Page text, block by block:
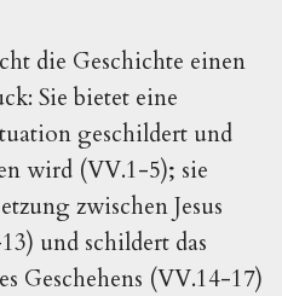
die Geschichte einen
Sie bietet eine
geschildert und
wird (VV.1-5); sie
zwischen Jesus
und schildert das
Geschehens (VV.14-17)